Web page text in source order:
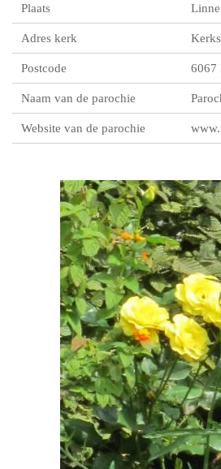
Plaats Linne
Adres kerk
Postcode 6067
Naam van de parochie
Website van de parochie